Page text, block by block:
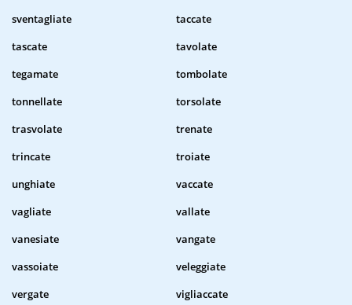
sventagliate
taccate
tascate
tavolate
tegamate
tombolate
tonnellate
torsolate
trasvolate
trenate
trincate
troiate
unghiate
vaccate
vagliate
vallate
vanesiate
vangate
vassoiate
veleggiate
vergate
vigliaccate